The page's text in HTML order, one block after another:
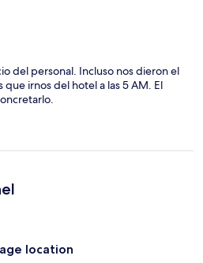
del personal. Incluso nos dieron el
irnos del hotel a las 5 AM. El
location